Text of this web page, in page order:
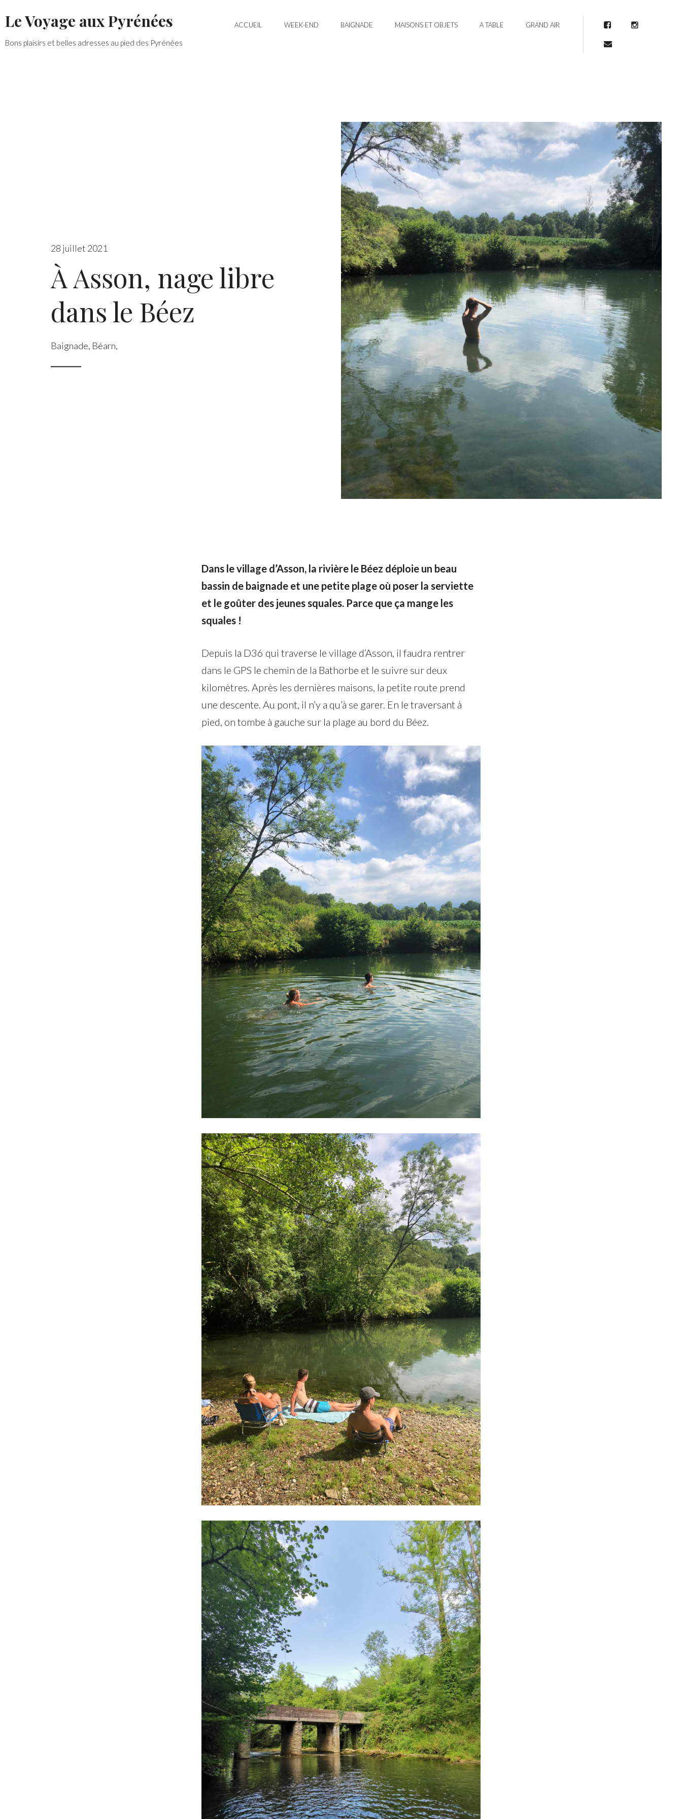
to
content
ACCUEIL WEEK-END BAIGNADE MAISONS ET OBJETS A TABLE GRAND AIR FacebookInstagram
Mail
Le Voyage aux Pyrénées
Bons plaisirs et belles adresses au pied des Pyrénées
28 juillet 2021
À Asson, nage libre
dans le Béez
Baignade, Béarn,
Dans le village d’Asson, la rivière le Béez déploie un beau
bassin de baignade et une petite plage où poser la serviette
et le goûter des jeunes squales. Parce que ça mange les
squales !
Depuis la D36 qui traverse le village d’Asson, il faudra rentrer
dans le GPS le chemin de la Bathorbe et le suivre sur deux
kilomètres. Après les dernières maisons, la petite route prend
une descente. Au pont, il n’y a qu’à se garer. En le traversant à
pied, on tombe à gauche sur la plage au bord du Béez.